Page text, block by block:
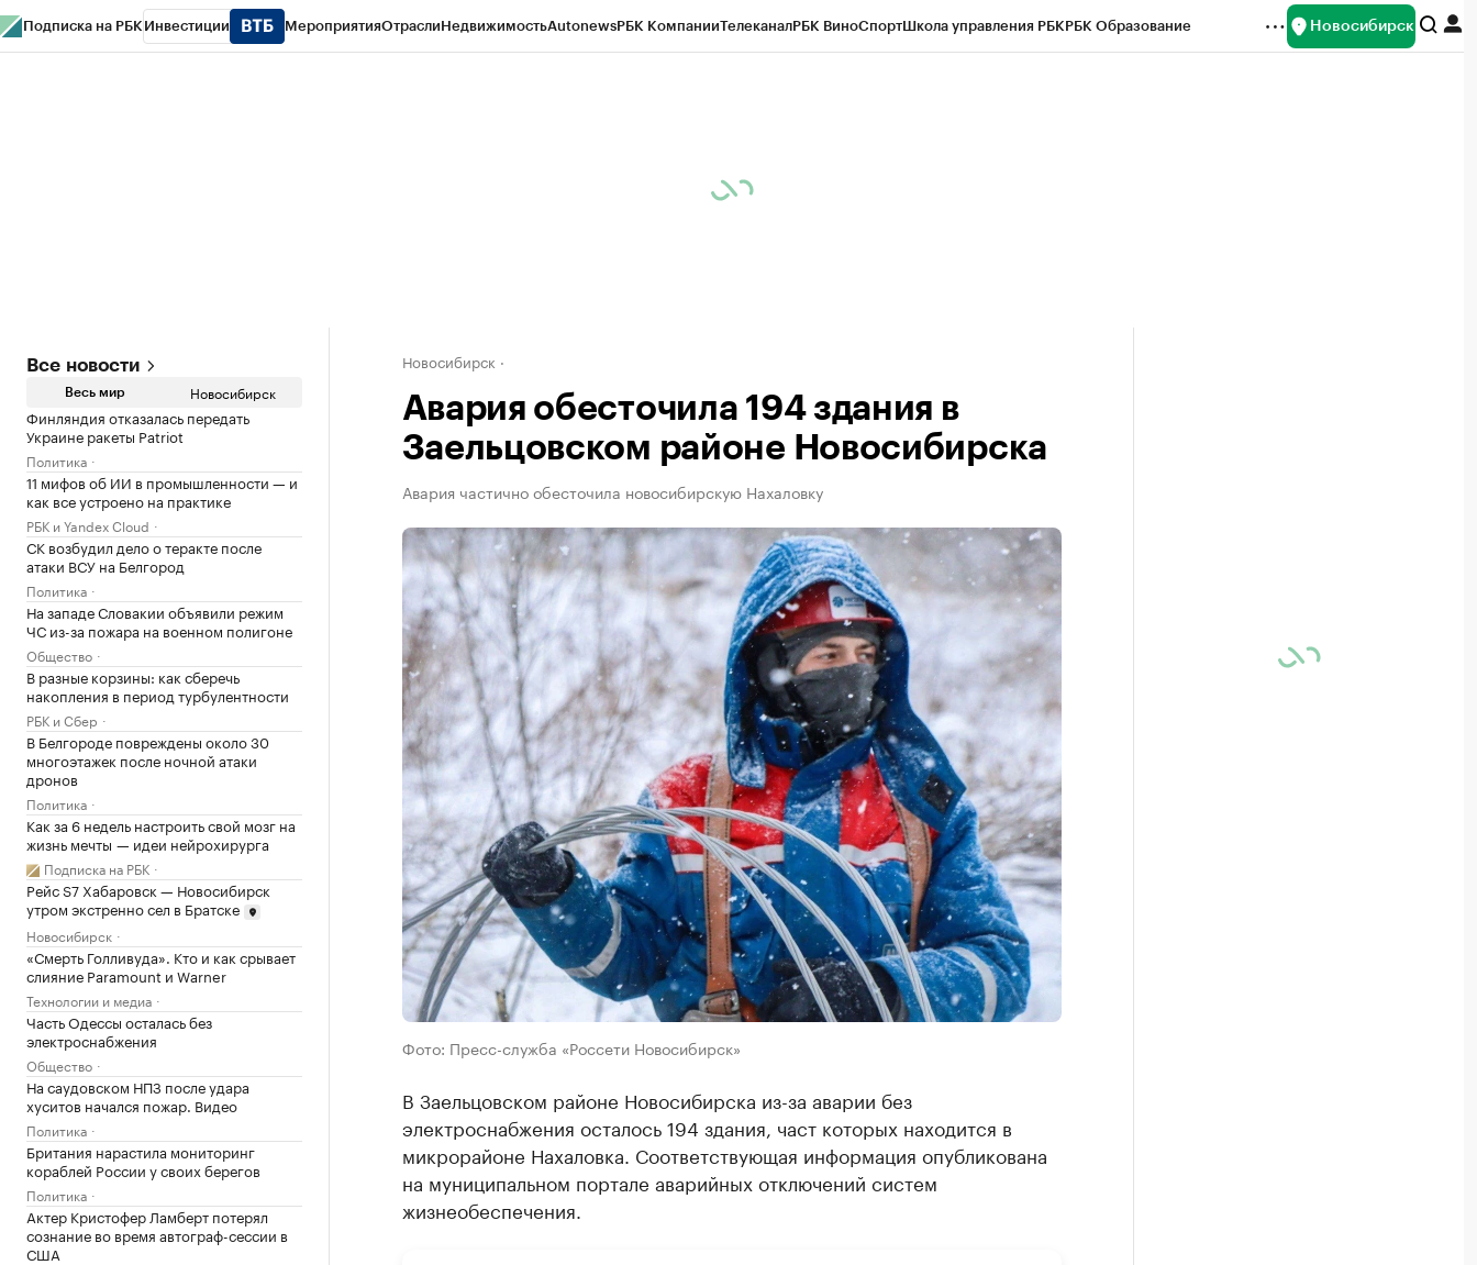
Подписка на РБК Инвестиции МероприятияОтраслиНедвижимостьAutonewsРБК КомпанииТелеканалРБК ВиноСпортШкола управления РБКРБК Образование Новосибирск
Все новости
Весь мир Новосибирск
Финляндия отказалась передать
Украине ракеты Patriot
Политика
11 мифов об ИИ в промышленности — и
как все устроено на практике
РБК и Yandex Cloud
СК возбудил дело о теракте после
атаки ВСУ на Белгород
Политика
На западе Словакии объявили режим
ЧС из-за пожара на военном полигоне
Общество
В разные корзины: как сберечь
накопления в период турбулентности
РБК и Сбер
В Белгороде повреждены около 30
многоэтажек после ночной атаки
дронов
Политика
Как за 6 недель настроить свой мозг на
жизнь мечты — идеи нейрохирурга
Подписка на РБК
Рейс S7 Хабаровск — Новосибирск
утром экстренно сел в Братске
Новосибирск
«Смерть Голливуда». Кто и как срывает
слияние Paramount и Warner
Технологии и медиа
Часть Одессы осталась без
электроснабжения
Общество
На саудовском НПЗ после удара
хуситов начался пожар. Видео
Политика
Британия нарастила мониторинг
кораблей России у своих берегов
Политика
Актер Кристофер Ламберт потерял
сознание во время автограф-сессии в
США
Новосибирск
Авария обесточила 194 здания в
Заельцовском районе Новосибирска
Авария частично обесточила новосибирскую Нахаловку
Фото: Пресс-служба «Россети Новосибирск»
В Заельцовском районе Новосибирска из-за аварии без
электроснабжения осталось 194 здания, част которых находится в
микрорайоне Нахаловка. Соответствующая информация опубликована
на муниципальном портале аварийных отключений систем
жизнеобеспечения.